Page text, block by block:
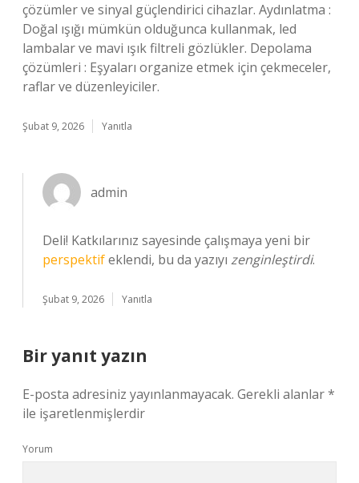
çözümler ve sinyal güçlendirici cihazlar. Aydınlatma :
Doğal ışığı mümkün olduğunca kullanmak, led
lambalar ve mavi ışık filtreli gözlükler. Depolama
çözümleri : Eşyaları organize etmek için çekmeceler,
raflar ve düzenleyiciler.
Şubat 9, 2026 Yanıtla
admin
Deli! Katkılarınız sayesinde çalışmaya yeni bir
perspektifeklendi, bu da yazıyı zenginleştirdi.
Şubat 9, 2026 Yanıtla
Bir yanıt yazın
E-posta adresiniz yayınlanmayacak. Gerekli alanlar*
ile işaretlenmişlerdir
Yorum